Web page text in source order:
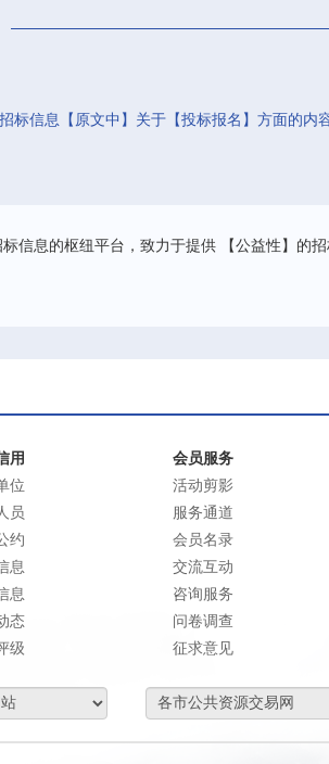
标信息【原文中】关于【投标报名】方面的内
信息的枢纽平台，致力于提供 【公益性】的
用
位
员
约
息
息
态
级
会员服务
活动剪影
服务通道
会员名录
交流互动
咨询服务
问卷调查
征求意见